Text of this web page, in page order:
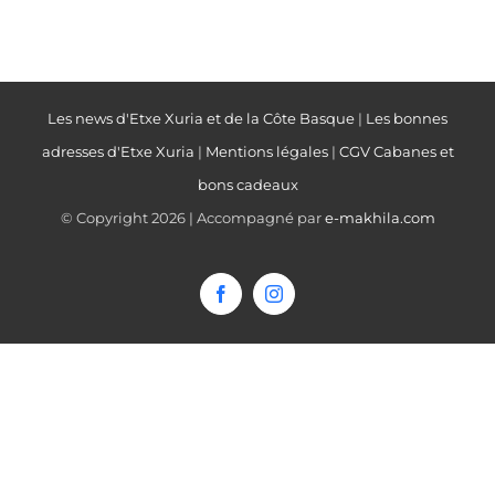
Les news d'Etxe Xuria et de la Côte Basque | Les bonnes
adresses d'Etxe Xuria | Mentions légales| CGV Cabanes et
bons cadeaux
© Copyright2026 | Accompagné pare-makhila.com
FacebookInstagram